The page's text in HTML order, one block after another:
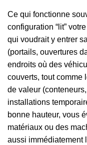
Ce qui fonctionne
configuration “lit”
qui voudrait y entrer
(portails, ouvertures
endroits où des
couverts, tout comme
de valeur
installations
bonne hauteur, vous
matériaux ou des
aussi immédiatement